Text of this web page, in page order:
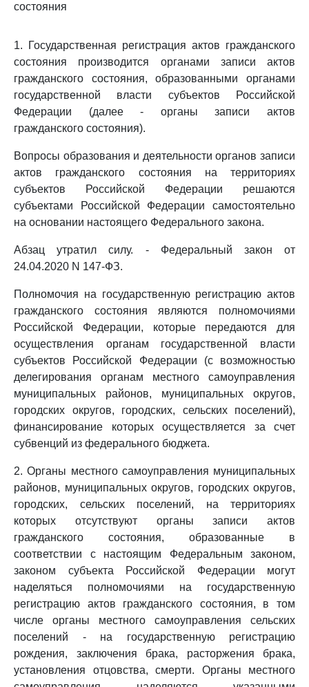
состояния
1. Государственная регистрация актов гражданского
состояния производится органами записи актов
гражданского состояния, образованными органами
государственной власти субъектов Российской
Федерации (далее - органы записи актов
гражданского состояния).
Вопросы образования и деятельности органов записи
актов гражданского состояния на территориях
субъектов Российской Федерации решаются
субъектами Российской Федерации самостоятельно
на основании настоящего Федерального закона.
Абзац утратил силу. - Федеральный закон от
24.04.2020 N 147-ФЗ.
Полномочия на государственную регистрацию актов
гражданского состояния являются полномочиями
Российской Федерации, которые передаются для
осуществления органам государственной власти
субъектов Российской Федерации (с возможностью
делегирования органам местного самоуправления
муниципальных районов, муниципальных округов,
городских округов, городских, сельских поселений),
финансирование которых осуществляется за счет
субвенций из федерального бюджета.
2. Органы местного самоуправления муниципальных
районов, муниципальных округов, городских округов,
городских, сельских поселений, на территориях
которых отсутствуют органы записи актов
гражданского состояния, образованные в
соответствии с настоящим Федеральным законом,
законом субъекта Российской Федерации могут
наделяться полномочиями на государственную
регистрацию актов гражданского состояния, в том
числе органы местного самоуправления сельских
поселений - на государственную регистрацию
рождения, заключения брака, расторжения брака,
установления отцовства, смерти. Органы местного